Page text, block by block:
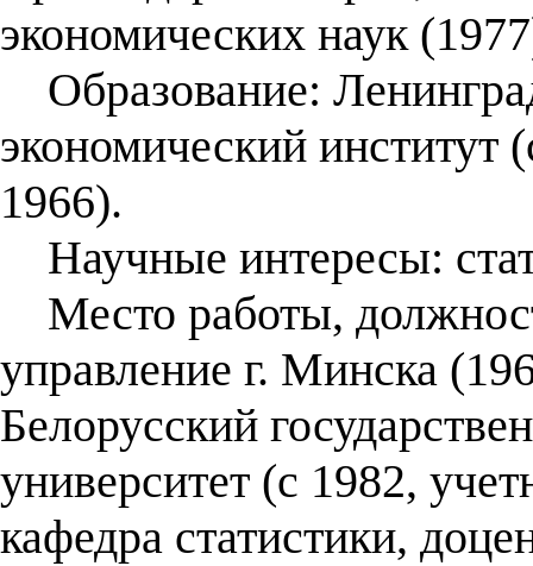
экономических наук
Образование:
экономический институт
1966).
Научные интересы:
Место работы,
управление г. Минска
Белорусский
университет (с 1982,
кафедра статистики,